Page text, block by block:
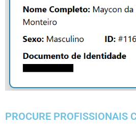
PROCURE PROFISSIONAIS